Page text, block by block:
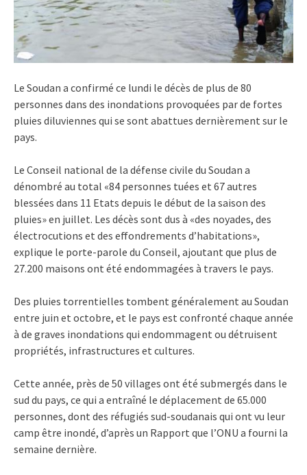
Le Soudan a confirmé ce lundi le décès de plus de 80
personnes dans des inondations provoquées par de fortes
pluies diluviennes qui se sont abattues dernièrement sur le
pays.
Le Conseil national de la défense civile du Soudan a
dénombré au total «84 personnes tuées et 67 autres
blessées dans 11 Etats depuis le début de la saison des
pluies» en juillet. Les décès sont dus à «des noyades, des
électrocutions et des effondrements d’habitations»,
explique le porte-parole du Conseil, ajoutant que plus de
27.200 maisons ont été endommagées à travers le pays.
Des pluies torrentielles tombent généralement au Soudan
entre juin et octobre, et le pays est confronté chaque année
à de graves inondations qui endommagent ou détruisent
propriétés, infrastructures et cultures.
Cette année, près de 50 villages ont été submergés dans le
sud du pays, ce qui a entraîné le déplacement de 65.000
personnes, dont des réfugiés sud-soudanais qui ont vu leur
camp être inondé, d’après un Rapport que l’ONU a fourni la
semaine dernière.